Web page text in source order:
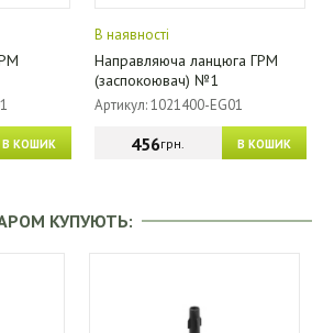
В КОШИК
В наявності
Направляюча ланцюга ГРМ
(заспокоювач) №1
Артикул: 1021400-EG01
В КОШИК
456грн.
КУПУЮТЬ: